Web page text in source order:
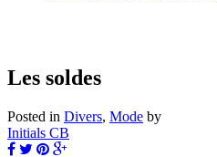
Les soldes
Posted in Divers, Mode by
Initials CB